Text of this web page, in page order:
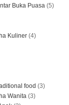
Buka Puasa (5)
Kuliner (4)
food (3)
Wanita (3)